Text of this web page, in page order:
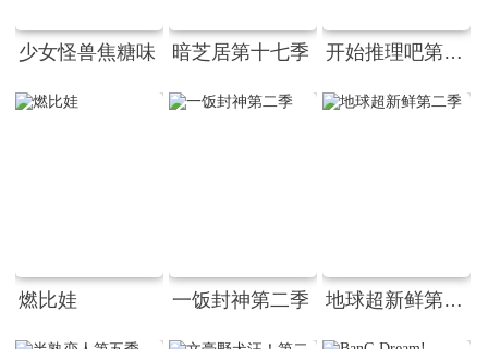
少女怪兽焦糖味 暗芝居第十七季 开始推理吧第四季
燃比娃 一饭封神第二季 地球超新鲜第二季